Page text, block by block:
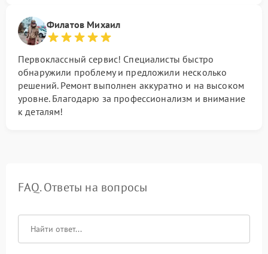
Филатов Михаил
Первоклассный сервис! Специалисты быстро
обнаружили проблему и предложили несколько
решений. Ремонт выполнен аккуратно и на высоком
уровне. Благодарю за профессионализм и внимание
к деталям!
FAQ. Ответы на вопросы